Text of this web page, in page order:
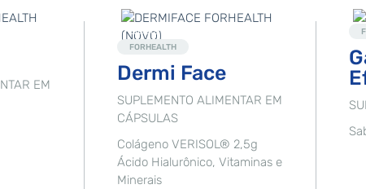
EM
Destaque
FORHEALTH
Dermi Face
SUPLEMENTO ALIMENTAR EM
CÁPSULAS
Colágeno VERISOL® 2,5g
Ácido Hialurônico, Vitaminas e
Minerais